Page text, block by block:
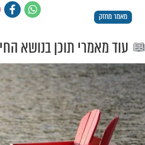
של האדם לעיתים הוא
תמיד הוא מקבלם
דברים כלפי מעלה, שואל
שה"סטירות" הללו
זאת מיד, לעיתים ייקח